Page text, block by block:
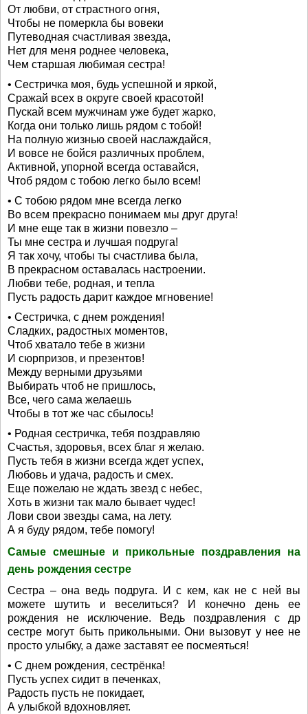
От любви, от страстного огня,
Чтобы не померкла бы вовеки
Путеводная счастливая звезда,
Нет для меня роднее человека,
Чем старшая любимая сестра!
• Сестричка моя, будь успешной и яркой,
Сражай всех в округе своей красотой!
Пускай всем мужчинам уже будет жарко,
Когда они только лишь рядом с тобой!
На полную жизнью своей наслаждайся,
И вовсе не бойся различных проблем,
Активной, упорной всегда оставайся,
Чтоб рядом с тобою легко было всем!
• С тобою рядом мне всегда легко
Во всем прекрасно понимаем мы друг друга!
И мне еще так в жизни повезло –
Ты мне сестра и лучшая подруга!
Я так хочу, чтобы ты счастлива была,
В прекрасном оставалась настроении.
Любви тебе, родная, и тепла
Пусть радость дарит каждое мгновение!
• Сестричка, с днем рождения!
Сладких, радостных моментов,
Чтоб хватало тебе в жизни
И сюрпризов, и презентов!
Между верными друзьями
Выбирать чтоб не пришлось,
Все, чего сама желаешь
Чтобы в тот же час сбылось!
• Родная сестричка, тебя поздравляю
Счастья, здоровья, всех благ я желаю.
Пусть тебя в жизни всегда ждет успех,
Любовь и удача, радость и смех.
Еще пожелаю не ждать звезд с небес,
Хоть в жизни так мало бывает чудес!
Лови свои звезды сама, на лету.
А я буду рядом, тебе помогу!
Самые смешные и прикольные поздравления на
день рождения сестре
Сестра – она ведь подруга. И с кем, как не с ней вы
можете шутить и веселиться? И конечно день ее
рождения не исключение. Ведь поздравления с др
сестре могут быть прикольными. Они вызовут у нее не
просто улыбку, а даже заставят ее посмеяться!
• С днем рождения, сестрёнка!
Пусть успех сидит в печенках,
Радость пусть не покидает,
А улыбкой вдохновляет.